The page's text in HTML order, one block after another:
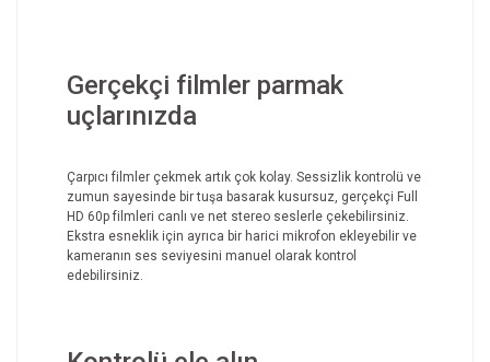
Gerçekçi filmler parmak
uçlarınızda
Çarpıcı filmler çekmek artık çok kolay. Sessizlik kontrolü ve
zumun sayesinde bir tuşa basarak kusursuz, gerçekçi Full
HD 60p filmleri canlı ve net stereo seslerle çekebilirsiniz.
Ekstra esneklik için ayrıca bir harici mikrofon ekleyebilir ve
kameranın ses seviyesini manuel olarak kontrol
edebilirsiniz.